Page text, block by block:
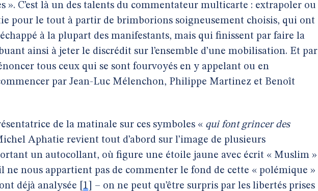
». C’est là un des talents du commentateur multicarte : extrapoler ou
pour le tout à partir de brimborions soigneusement choisis, qui ont
à la plupart des manifestants, mais qui finissent par faire la
ainsi à jeter le discrédit sur l’ensemble d’une mobilisation. Et par
tous ceux qui se sont fourvoyés en y appelant ou en
par Jean-Luc Mélenchon, Philippe Martinez et Benoît
de la matinale sur ces symboles « qui font grincer des
Aphatie revient tout d’abord sur l’image de plusieurs
un autocollant, où figure une étoile jaune avec écrit « Muslim »
ne nous appartient pas de commenter le fond de cette « polémique »
déjà analysée
1
– on ne peut qu’être surpris par les libertés prises